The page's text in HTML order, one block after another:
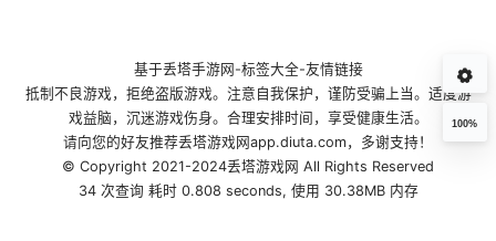
100%
基于丢塔手游网 -标签大全-友情链接
抵制不良游戏，拒绝盗版游戏。注意自我保护，谨防受骗上当。适度游
戏益脑，沉迷游戏伤身。合理安排时间，享受健康生活。
请向您的好友推荐丢塔游戏网app.diuta.com，多谢支持！
© Copyright 2021-2024丢塔游戏网 All Rights Reserved
34 次查询 耗时 0.808 seconds, 使用 30.38MB 内存